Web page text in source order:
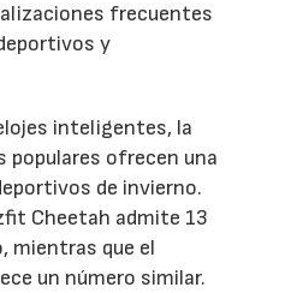
frecuentes
y
inteligentes, la
populares ofrecen una
de invierno.
Cheetah admite 13
mientras que el
un número similar.